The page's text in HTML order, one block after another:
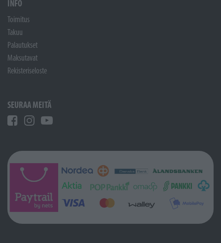
INFO
Toimitus
Takuu
Palautukset
Maksutavat
Rekisteriseloste
SEURAA MEITÄ